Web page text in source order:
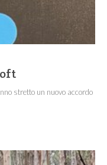
stretto un nuovo accordo